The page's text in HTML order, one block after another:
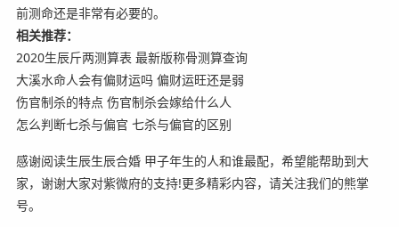
前测命还是非常有必要的。
相关推荐：
2020生辰斤两测算表 最新版称骨测算查询
大溪水命人会有偏财运吗 偏财运旺还是弱
伤官制杀的特点 伤官制杀会嫁给什么人
怎么判断七杀与偏官 七杀与偏官的区别
感谢阅读生辰生辰合婚 甲子年生的人和谁最配，希望能帮助到大
家，谢谢大家对紫微府的支持!更多精彩内容，请关注我们的熊掌
号。